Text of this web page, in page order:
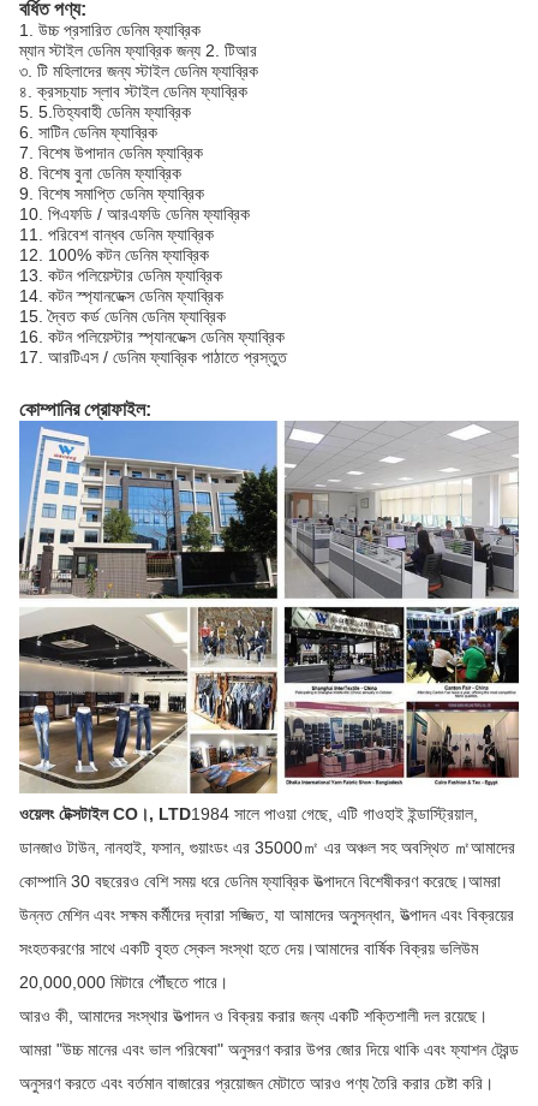
বর্ধিত পণ্য:
1. উচ্চ প্রসারিত ডেনিম ফ্যাব্রিক
ম্যান স্টাইল ডেনিম ফ্যাব্রিক জন্য 2. টিআর
৩. টি মহিলাদের জন্য স্টাইল ডেনিম ফ্যাব্রিক
৪. ক্রসচ্যাচ স্লাব স্টাইল ডেনিম ফ্যাব্রিক
5. 5.তিহ্যবাহী ডেনিম ফ্যাব্রিক
6. সাটিন ডেনিম ফ্যাব্রিক
7. বিশেষ উপাদান ডেনিম ফ্যাব্রিক
8. বিশেষ বুনা ডেনিম ফ্যাব্রিক
9. বিশেষ সমাপ্তি ডেনিম ফ্যাব্রিক
10. পিএফডি / আরএফডি ডেনিম ফ্যাব্রিক
11. পরিবেশ বান্ধব ডেনিম ফ্যাব্রিক
12. 100% কটন ডেনিম ফ্যাব্রিক
13. কটন পলিয়েস্টার ডেনিম ফ্যাব্রিক
14. কটন স্প্যানডেক্স ডেনিম ফ্যাব্রিক
15. দ্বৈত কর্ড ডেনিম ডেনিম ফ্যাব্রিক
16. কটন পলিয়েস্টার স্প্যানডেক্স ডেনিম ফ্যাব্রিক
17. আরটিএস / ডেনিম ফ্যাব্রিক পাঠাতে প্রস্তুত
কোম্পানির প্রোফাইল:
ওয়েলং টেক্সটাইল CO।, LTD1984 সালে পাওয়া গেছে, এটি গাওহাই ইন্ডাস্ট্রিয়াল,
ডানজাও টাউন, নানহাই, ফসান, গুয়াংডং এর 35000㎡ এর অঞ্চল সহ অবস্থিত ㎡আমাদের
কোম্পানি 30 বছরেরও বেশি সময় ধরে ডেনিম ফ্যাব্রিক উত্পাদনে বিশেষীকরণ করেছে।আমরা
উন্নত মেশিন এবং সক্ষম কর্মীদের দ্বারা সজ্জিত, যা আমাদের অনুসন্ধান, উত্পাদন এবং বিক্রয়ের
সংহতকরণের সাথে একটি বৃহত স্কেল সংস্থা হতে দেয়।আমাদের বার্ষিক বিক্রয় ভলিউম
20,000,000 মিটারে পৌঁছতে পারে।
আরও কী, আমাদের সংস্থার উত্পাদন ও বিক্রয় করার জন্য একটি শক্তিশালী দল রয়েছে।
আমরা "উচ্চ মানের এবং ভাল পরিষেবা" অনুসরণ করার উপর জোর দিয়ে থাকি এবং ফ্যাশন ট্রেন্ড
অনুসরণ করতে এবং বর্তমান বাজারের প্রয়োজন মেটাতে আরও পণ্য তৈরি করার চেষ্টা করি।